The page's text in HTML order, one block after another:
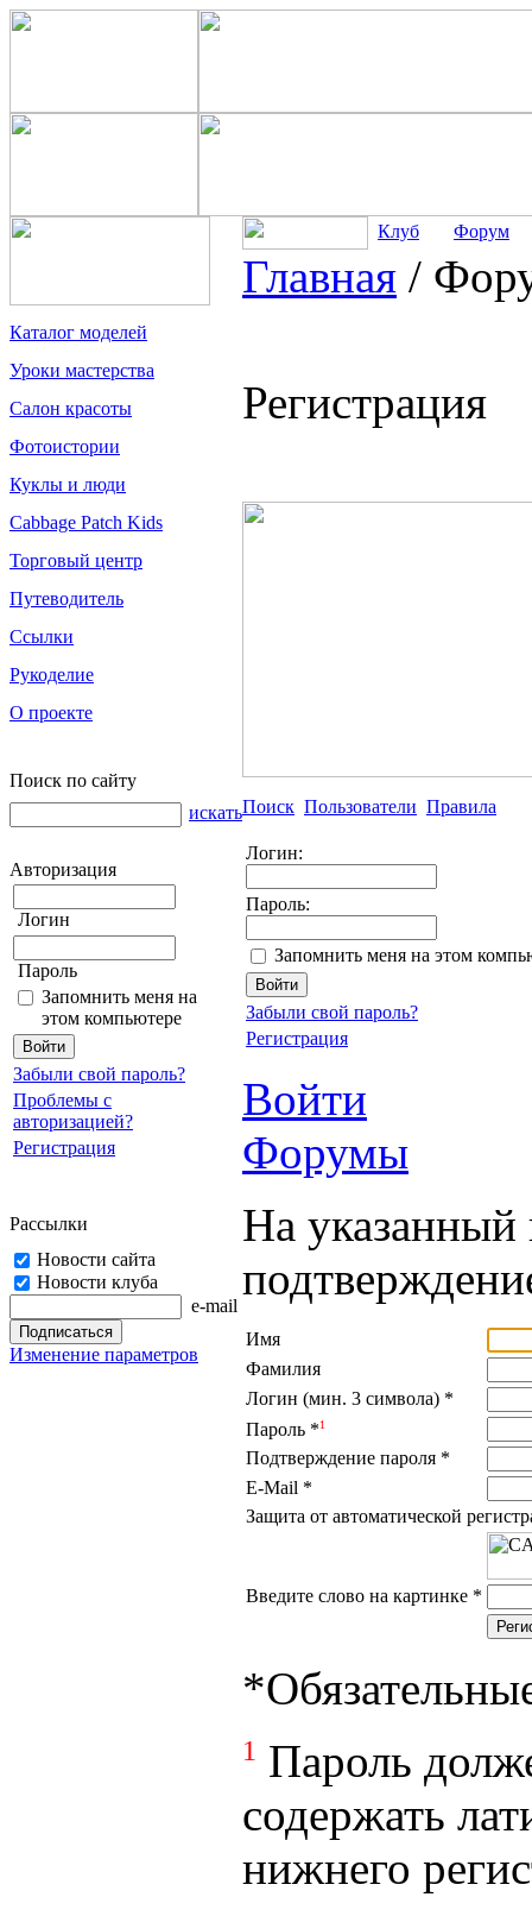
Каталог моделей
Уроки мастерства
Салон красоты
Фотоистории
Куклы и люди
Cabbage Patch Kids
Торговый центр
Путеводитель
Ссылки
Рукоделие
О проекте
Поиск по сайту
искать
Авторизация
Логин
Пароль
Запомнить меня на
этом компьютере
Забыли свой пароль?
Проблемы с
авторизацией?
Регистрация
Рассылки
Новости сайта
Новости клуба
e-mail
Изменение параметров
Клуб Форум
Главная /
Регистрация
Поиск Пользователи Правила
Логин:
Пароль:
Запомнить меня на этом
Забыли свой пароль?
Регистрация
Войти
Форумы
На указанный
Имя
Фамилия
Логин (мин. 3 символа) *
Пароль *1
Подтверждение пароля *
E-Mail *
Защита от автоматической
Введите слово на картинке *
*
1 Пароль
содержать
нижнего